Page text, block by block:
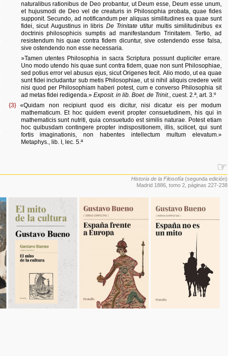
naturalibus rationibus de Deo probantur, ut Deum esse, Deum esse unum,
et hujusmodi de Deo vel de creaturis in Philosophia probata, quae fides
supponit. Secundo, ad notificandum per aliquas similitudines ea quae sunt
fidei, sicut Augustinus in libris De Trinitateutitur multis similitudinibus ex
doctrinis philosophicis sumptis ad manifestandum Trinitatem. Tertio, ad
resistendum his quae contra fidem dicuntur, sive ostendendo esse falsa,
sive ostendendo non esse necessaria.
»Tamen utentes Philosophia in sacra Scriptura possunt dupliciter errare.
Uno modo utendo his quae sunt contra fidem, quae non sunt Philosophiae,
sed potius error vel abusus ejus, sicut Origenes fecit. Alio modo, ut ea quae
sunt fidei includantur sub metis Philosophiae, ut si nihil aliquis credere velit
nisi quod per Philosophiam haberi potest, cum e converso Philosophia sit
ad metas fidei redigenda.» Exposit. in lib. Boet. de Trinit., cuest. 2.ª, art. 3.º
{3} «Quidam non recipiunt quod eis dicitur, nisi dicatur eis per modum
mathematicum. Et hoc quidem evenit propter consuetudinem, his qui in
mathematicis sunt nutriti, quia consuetudo est similis naturae. Potest etiam
hoc quibusdam contingere propter indispositionem, illis, scilicet, qui sunt
fortis imaginationis, non habentes intellectum multum elevatum.»
Metaphys., lib. I, lec. 5.ª
☞
Historia de la Filosofía (segunda edición)
Madrid 1886, tomo 2 , páginas 227-238